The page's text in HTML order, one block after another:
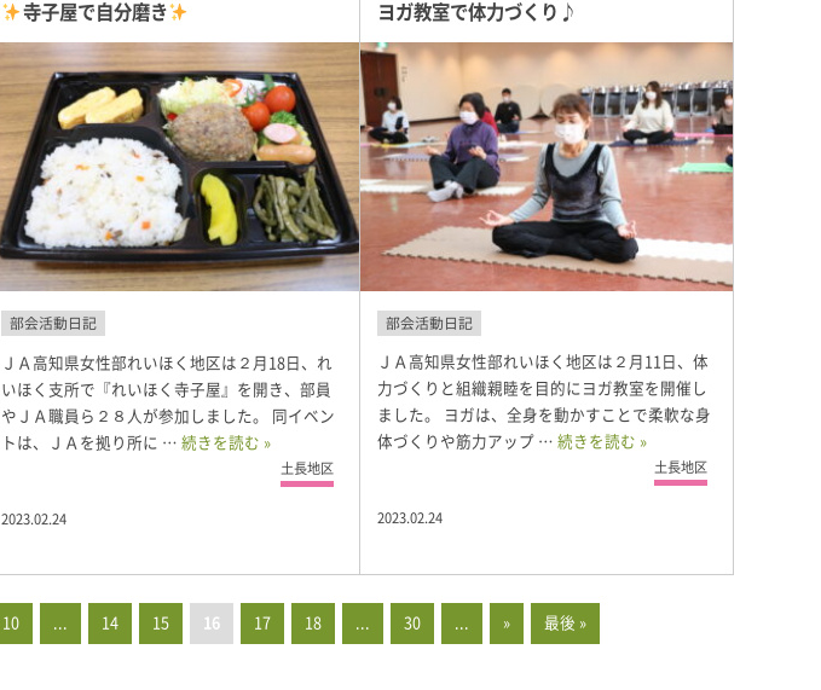
寺子屋で自分磨き
部会活動日記
ＪＡ高知県女性部れいほく地区は２月18日、れ
いほく支所で『れいほく寺子屋』を開き、部員
やＪＡ職員ら２８人が参加しました。 同イベン
トは、ＪＡを拠り所に …続きを読む »
土長地区
2023.02.24
ヨガ教室で体力づくり♪
部会活動日記
ＪＡ高知県女性部れいほく地区は２月11日、体
力づくりと組織親睦を目的にヨガ教室を開催し
ました。 ヨガは、全身を動かすことで柔軟な身
体づくりや筋力アップ … 続きを読む »
土長地区
2023.02.24
10 14 15 16 17 18 30 » 最後 »